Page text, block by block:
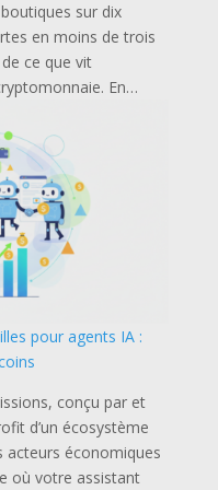
sur dix
en moins de trois
ce que vit
En…
pour agents IA :
conçu par et
d’un écosystème
acteurs économiques
où votre assistant